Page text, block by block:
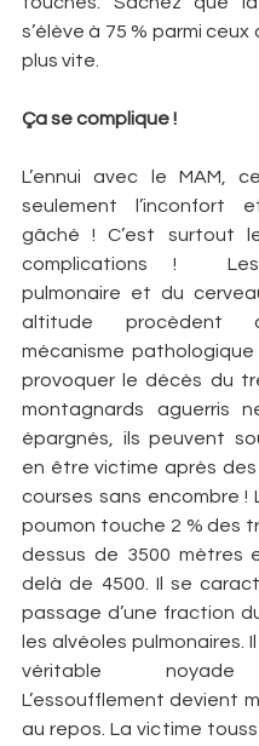
s’élève à 75 % parmi ceux
plus vite.
Ça se complique !
L’ennui avec le MAM,
seulement l’inconfort
gâché ! C’est surtout
complications !
pulmonaire et du
altitude procèdent
mécanisme
provoquer le décès du
montagnards aguerris
épargnés, ils peuvent
en être victime après
courses sans encombre !
poumon touche 2 % des
dessus de 3500 mètres
delà de 4500. Il se
passage d’une fraction
les alvéoles pulmonaires. Il
véritable noyade
L’essoufflement devient
au repos. La victime